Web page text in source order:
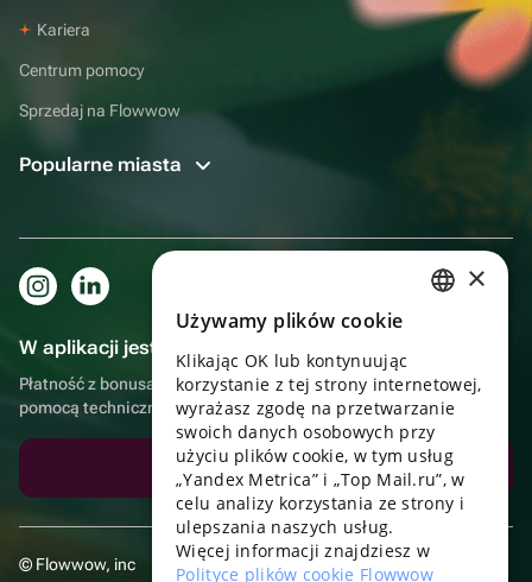
Kariera
Centrum pomocy
Sprzedaj na Flowwow
Popularne miasta
W aplikacji jest to jeszcze wygodniejsze!
Płatność z bonusami, samodzielna dostawa, wygodny czat z
pomocą techniczną
Pobierz aplikację
© Flowwow, inc
UKRAINIAN
PORTUGUESE
SPANISH
×
Używamy plików cookie
Klikając OK lub kontynuując
korzystanie z tej strony internetowej,
wyrażasz zgodę na przetwarzanie
swoich danych osobowych przy
użyciu plików cookie, w tym usług
„Yandex Metrica” i „Top Mail.ru”, w
celu analizy korzystania ze strony i
ulepszania naszych usług.
Więcej informacji znajdziesz w
Polityce plików cookie Flowwow